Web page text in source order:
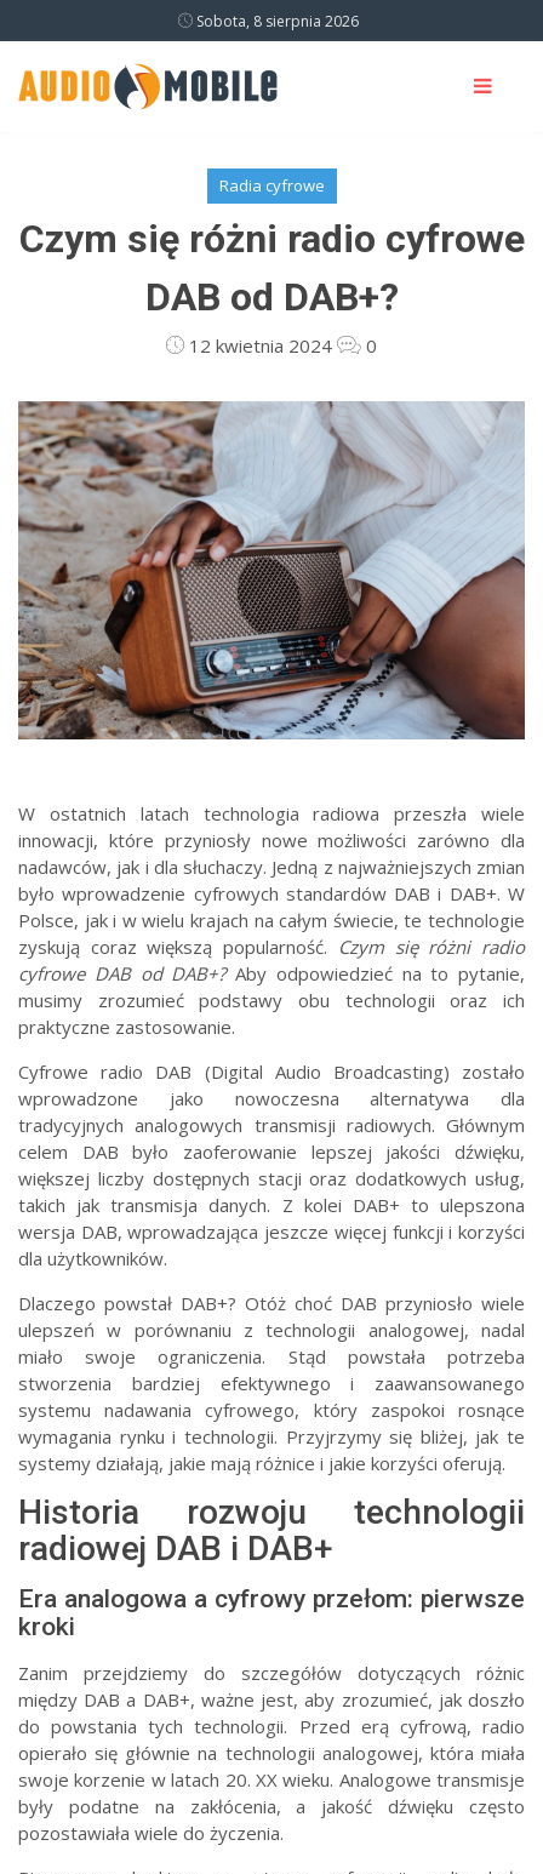
Sobota, 8 sierpnia 2026
Radia cyfrowe
Czym się różni radio cyfrowe
DAB od DAB+?
12 kwietnia 2024 0
W ostatnich latach technologia radiowa przeszła wiele
innowacji, które przyniosły nowe możliwości zarówno dla
nadawców, jak i dla słuchaczy. Jedną z najważniejszych zmian
było wprowadzenie cyfrowych standardów DAB i DAB+. W
Polsce, jak i w wielu krajach na całym świecie, te technologie
zyskują coraz większą popularność. Czym się różni radio
cyfrowe DAB od DAB+?Aby odpowiedzieć na to pytanie,
musimy zrozumieć podstawy obu technologii oraz ich
praktyczne zastosowanie.
Cyfrowe radio DAB (Digital Audio Broadcasting) zostało
wprowadzone jako nowoczesna alternatywa dla
tradycyjnych analogowych transmisji radiowych. Głównym
celem DAB było zaoferowanie lepszej jakości dźwięku,
większej liczby dostępnych stacji oraz dodatkowych usług,
takich jak transmisja danych. Z kolei DAB+ to ulepszona
wersja DAB, wprowadzająca jeszcze więcej funkcji i korzyści
dla użytkowników.
Dlaczego powstał DAB+? Otóż choć DAB przyniosło wiele
ulepszeń w porównaniu z technologii analogowej, nadal
miało swoje ograniczenia. Stąd powstała potrzeba
stworzenia bardziej efektywnego i zaawansowanego
systemu nadawania cyfrowego, który zaspokoi rosnące
wymagania rynku i technologii. Przyjrzymy się bliżej, jak te
systemy działają, jakie mają różnice i jakie korzyści oferują.
Historia rozwoju technologii
radiowej DAB i DAB+
Era analogowa a cyfrowy przełom: pierwsze
kroki
Zanim przejdziemy do szczegółów dotyczących różnic
między DAB a DAB+, ważne jest, aby zrozumieć, jak doszło
do powstania tych technologii. Przed erą cyfrową, radio
opierało się głównie na technologii analogowej, która miała
swoje korzenie w latach 20. XX wieku. Analogowe transmisje
były podatne na zakłócenia, a jakość dźwięku często
pozostawiała wiele do życzenia.